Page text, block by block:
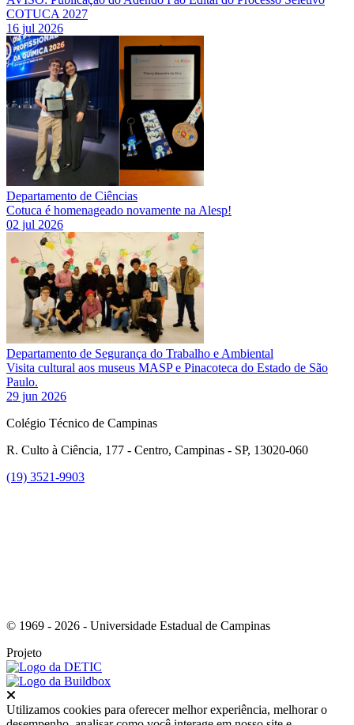
COTUCA 2027
16 jul 2026
Departamento de Ciências
Cotuca é homenageado novamente na Alesp!
02 jul 2026
Departamento de Segurança do Trabalho e Ambiental
Visita cultural aos museus MASP e Pinacoteca do Estado de São
Paulo.
29 jun 2026
Colégio Técnico de Campinas
R. Culto à Ciência, 177 - Centro, Campinas - SP, 13020-060
(19) 3521-9903
© 1969 - 2026 - Universidade Estadual de Campinas
Projeto
Utilizamos cookies para oferecer melhor experiência, melhorar o